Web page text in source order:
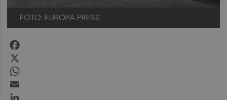
FOTO: EUROPA PRESS